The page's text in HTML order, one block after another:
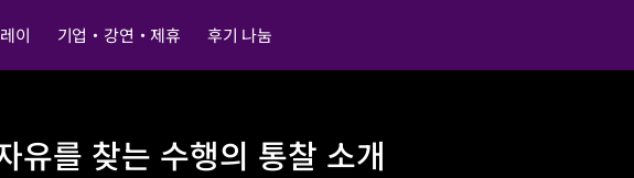
이 기업・강연・제휴 후기 나눔
유를 찾는 수행의 통찰 소개